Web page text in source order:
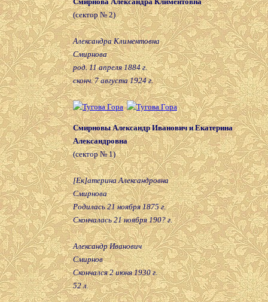
(сектор № 2)
Александра Климентовна
Смирнова
род. 11 апреля 1884 г.
сконч. 7 августа 1924 г.
Смирновы Александр Иванович и Екатерина
Александровна
(сектор № 1)
[Ек]атерина Александровна
Смирнова
Родилась 21 ноября 1875 г.
Скончалась 21 ноября 190? г.
Александр Иванович
Смирнов
Скончался 2 июня 1930 г.
52 л.